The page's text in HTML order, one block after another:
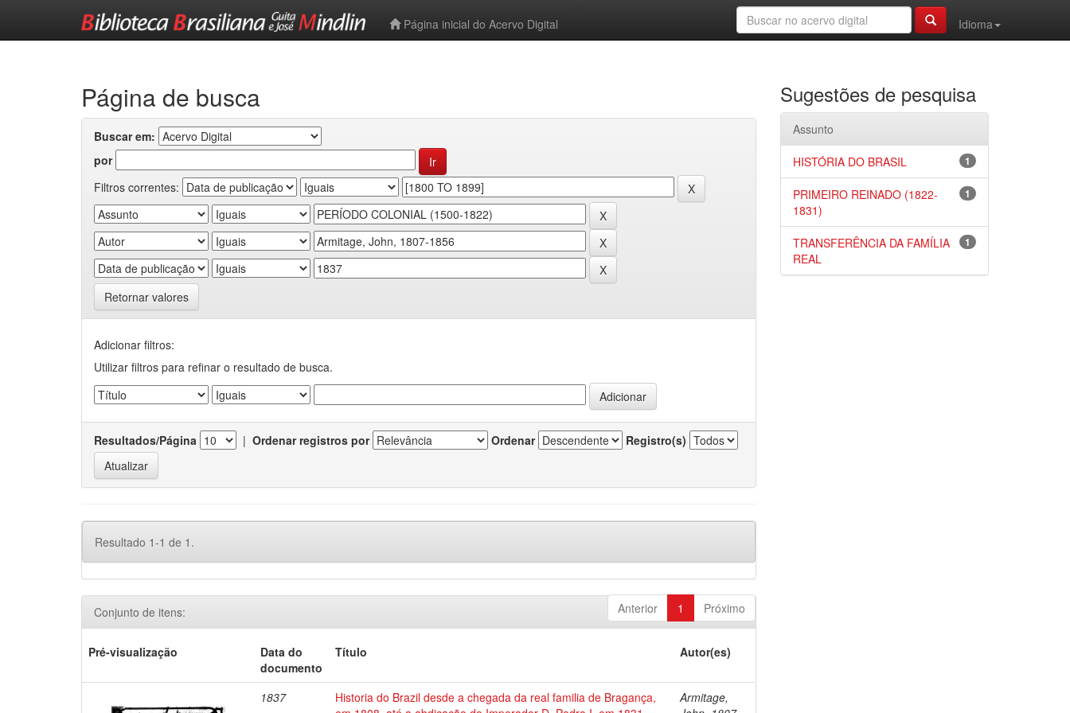
Página inicial do Acervo Digital
Idioma
Página de busca
Buscar em:
por
Filtros correntes:
Retornar valores
Adicionar filtros:
Utilizar filtros para refinar o resultado de busca.
Resultados/Página | Ordenar registros por Ordenar Registro(s)
Resultado 1-1 de 1.
Anterior 1 Próximo
Conjunto de itens:
Pré-visualização
Data do
documento
Título Autor(es)
1837
Historia do Brazil desde a chegada da real familia de Bragança,
Armitage,
Sugestões de pesquisa
Assunto
1
HISTÓRIA DO BRASIL
1
PRIMEIRO REINADO (1822-
1831)
1
TRANSFERÊNCIA DA FAMÍLIA
REAL